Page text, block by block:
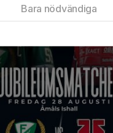
Bara nödvändiga